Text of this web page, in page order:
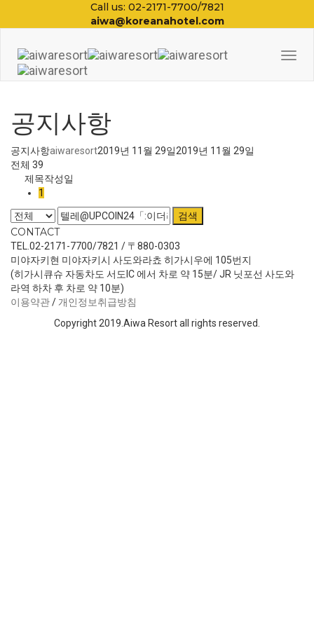
Call us: 02-2171-7700/7821
aiwa@koreanahotel.com
공지사항
공지사항aiwaresort2019년 11월 29일2019년 11월 29일
전체 39
제목작성일
1
검색
CONTACT
TEL.02-2171-7700/7821 / 〒880-0303
미야자키현 미야자키시 사도와라쵸 히가시우에 105번지
(히가시큐슈 자동차도 서도IC 에서 차로 약 15분/ JR 닛포선 사도와
라역 하차 후 차로 약 10분)
이용약관/ 개인정보취급방침
Copyright 2019.Aiwa Resort all rights reserved.